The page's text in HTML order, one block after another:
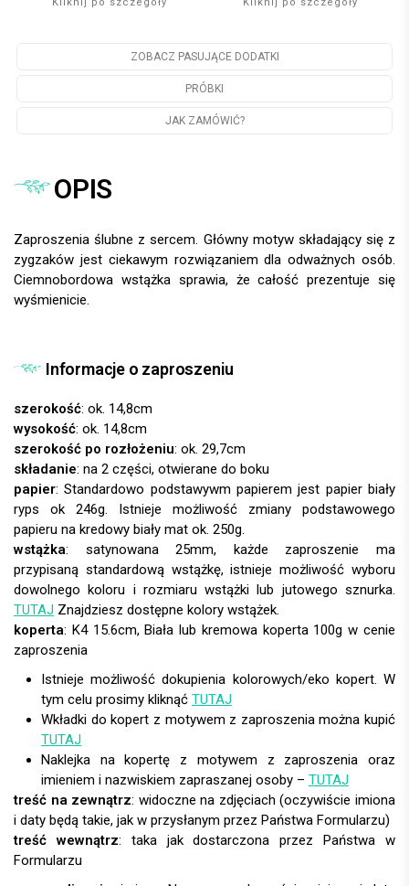
ZOBACZ PASUJĄCE DODATKI
PRÓBKI
JAK ZAMÓWIĆ?
OPIS
Zaproszenia ślubne z sercem. Główny motyw składający się z
zygzaków jest ciekawym rozwiązaniem dla odważnych osób.
Ciemnobordowa wstążka sprawia, że całość prezentuje się
wyśmienicie.
Informacje o zaproszeniu
szerokość: ok. 14,8cm
wysokość: ok. 14,8cm
szerokość po rozłożeniu: ok. 29,7cm
składanie: na 2 części, otwierane do boku
papier:
wstążka: satynowana 25mm, każde zaproszenie ma
przypisaną standardową wstążkę, istnieje możliwość wyboru
dowolnego koloru i rozmiaru wstążki lub jutowego sznurka.
TUTAJ Znajdziesz dostępne kolory wstążek.
koperta:
Istnieje możliwość dokupienia kolorowych/eko kopert. W
tym celu prosimy kliknąć TUTAJ
Wkładki do kopert z motywem z zaproszenia można kupić
TUTAJ
Naklejka na kopertę z motywem z zaproszenia oraz
imieniem i nazwiskiem zapraszanej osoby – TUTAJ
treść na zewnątrz: widoczne na zdjęciach (oczywiście imiona
i daty będą takie, jak w przysłanym przez Państwa Formularzu)
treść wewnątrz: taka jak dostarczona przez Państwa w
Formularzu